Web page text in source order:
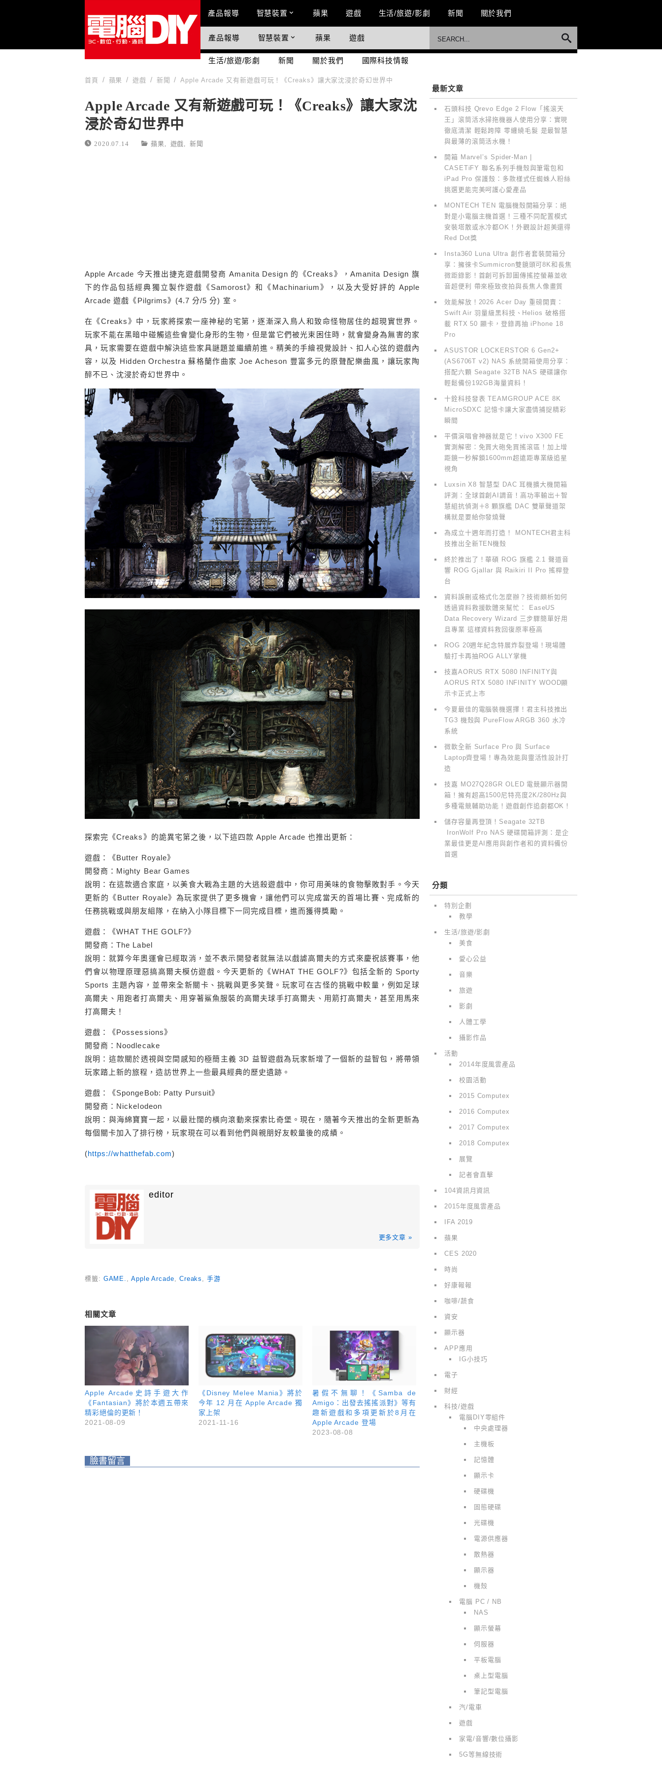
Main Menu
產品報導 智慧裝置 蘋果 遊戲 生活/旅遊/影劇 新聞 關於我們
國際科技情報
產品報導 智慧裝置 蘋果 遊戲
生活/旅遊/影劇 新聞 關於我們 國際科技情報
首頁 蘋果 遊戲 新聞 Apple Arcade 又有新遊戲可玩！《Creaks》讓大家沈浸於奇幻世界中
Apple Arcade 又有新遊戲可玩！《Creaks》讓大家沈
浸於奇幻世界中
2020.07.14 蘋果 遊戲 ,新聞
Apple Arcade 今天推出捷克遊戲開發商 Amanita Design 的《Creaks》，Amanita Design 旗
下的作品包括經典獨立製作遊戲《Samorost》和《Machinarium》，以及大受好評的 Apple
Arcade 遊戲《Pilgrims》(4.7 分/5 分) 室。
在《Creaks》中，玩家將探索一座神秘的宅第，逐漸深入鳥人和致命怪物居住的超現實世界。
玩家不能在黑暗中碰觸這些會變化身形的生物，但是當它們被光束困住時，就會變身為無害的家
具，玩家需要在遊戲中解決這些家具謎題並繼續前進。精美的手繪視覺設計、扣人心弦的遊戲內
容，以及 Hidden Orchestra 蘇格蘭作曲家 Joe Acheson 豐富多元的原聲配樂曲風，讓玩家陶
醉不已、沈浸於奇幻世界中。
探索完《Creaks》的詭異宅第之後，以下這四款 Apple Arcade 也推出更新：
遊戲：《Butter Royale》
開發商：Mighty Bear Games
說明：在這款適合家庭，以美食大戰為主題的大逃殺遊戲中，你可用美味的食物擊敗對手。今天
更新的《Butter Royale》為玩家提供了更多機會，讓他們可以完成當天的首場比賽、完成新的
任務挑戰或與朋友組隊，在納入小隊目標下一同完成目標，進而獲得獎勵。
遊戲：《WHAT THE GOLF?》
開發商：The Label
說明：就算今年奧運會已經取消，並不表示開發者就無法以戲謔高爾夫的方式來慶祝該賽事，他
們會以物理原理惡搞高爾夫模仿遊戲。今天更新的《WHAT THE GOLF?》包括全新的 Sporty
Sports 主題內容，並帶來全新關卡、挑戰與更多笑聲。玩家可在古怪的挑戰中較量，例如足球
高爾夫、用跑者打高爾夫、用穿著鯊魚服裝的高爾夫球手打高爾夫、用箭打高爾夫，甚至用馬來
打高爾夫！
遊戲：《Possessions》
開發商：Noodlecake
說明：這款關於透視與空間感知的極簡主義 3D 益智遊戲為玩家新增了一個新的益智包，將帶領
玩家踏上新的旅程，造訪世界上一些最具經典的歷史遺跡。
遊戲：《SpongeBob: Patty Pursuit》
開發商：Nickelodeon
說明：與海綿寶寶一起，以最壯闊的橫向滾動來探索比奇堡。現在，隨著今天推出的全新更新為
每個關卡加入了排行榜，玩家現在可以看到他們與親朋好友較量後的成績。
(https://whatthefab.com)
editor
更多文章 »
標籤: GAME. ,Apple Arcade, Creaks ,手游
相關文章
Apple Arcade史詩手遊大作
《Fantasian》將於本週五帶來
精彩絕倫的更新！
2021-08-09
《Disney Melee Mania》將於
今年 12 月在 Apple Arcade 獨
家上架
2021-11-16
暑假不無聊！《Samba de
Amigo：出發去搖搖派對》等有
趣新遊戲和多項更新於8月在
Apple Arcade 登場
2023-08-08
臉書留言
最新文章
石頭科技 Qrevo Edge 2 Flow「搖滾天
王」滾筒活水掃拖機器人使用分享：實現
徹底清潔 輕鬆跨障 零纏繞毛髮 是最智慧
與最薄的滾筒活水機！
開箱 Marvel’s Spider-Man |
CASETiFY 聯名系列手機殼與筆電包和
iPad Pro 保護殼：多款樣式任蜘蛛人粉絲
挑選更能完美呵護心愛產品
MONTECH TEN 電腦機殼開箱分享：絕
對是小電腦主機首選！三種不同配置模式
安裝塔散或水冷都OK！外觀設計超美還得
Red Dot獎
Insta360 Luna Ultra 創作者套裝開箱分
享：擁徠卡Summicron雙鏡頭可8K和長焦
微距錄影！首創可拆卸圖傳搖控螢幕並收
音超便利 帶來極致夜拍與長焦人像畫質
效能解放！2026 Acer Day 重磅開賣：
Swift Air 羽量級黑科技、Helios 破格搭
載 RTX 50 顯卡，登錄再抽 iPhone 18
Pro
ASUSTOR LOCKERSTOR 6 Gen2+
(AS6706T v2) NAS 系統開箱使用分享：
搭配六顆 Seagate 32TB NAS 硬碟讓你
輕鬆備份192GB海量資料！
十銓科技發表 TEAMGROUP ACE 8K
MicroSDXC 記憶卡讓大家盡情捕捉精彩
瞬間
平價演唱會神器就是它！vivo X300 FE
實測解密：免買大砲免買搖滾區！加上增
距鏡一秒解鎖1600mm超遠距專業級追星
視角
Luxsin X8 智慧型 DAC 耳機擴大機開箱
評測：全球首創AI調音！高功率輸出＋智
慧組抗偵測＋8 顆旗艦 DAC 雙單聲道架
構就是要給你發燒聲
為成立十週年而打造！ MONTECH君主科
技推出全新TEN機殼
終於推出了！華碩 ROG 旗艦 2.1 聲道音
響 ROG Gjallar 與 Raikiri II Pro 搖桿登
台
資料誤刪或格式化怎麼辦？技術頗析如何
透過資料救援軟體來幫忙： EaseUS
Data Recovery Wizard 三步驟簡單好用
且專業 這樣資料救回復原率極高
ROG 20週年紀念特展炸裂登場！現場體
驗打卡再抽ROG ALLY掌機
技嘉AORUS RTX 5080 INFINITY與
AORUS RTX 5080 INFINITY WOOD顯
示卡正式上市
今夏最佳的電腦裝機選擇！君主科技推出
TG3 機殼與 PureFlow ARGB 360 水冷
系統
微軟全新 Surface Pro 與 Surface
Laptop齊登場！專為效能與靈活性設計打
造
技嘉 MO27Q28GR OLED 電競顯示器開
箱！擁有超高1500尼特亮度2K/280Hz與
多種電競輔助功能！遊戲創作追劇都OK！
儲存容量再登頂！Seagate 32TB
IronWolf Pro NAS 硬碟開箱評測：是企
業最佳更是AI應用與創作者和的資料備份
首選
分類
特別企劃
教學
生活/旅遊/影劇
美食
愛心公益
音樂
旅遊
影劇
人體工學
攝影作品
活動
2014年度風雲產品
校園活動
2015 Computex
2016 Computex
2017 Computex
2018 Computex
展覽
記者會直擊
104資訊月資訊
2015年度風雲產品
IFA 2019
蘋果
CES 2020
時尚
好康報報
咖啡/蔬食
資安
顯示器
APP應用
IG小技巧
電子
財經
科技/遊戲
電腦DIY零組件
中央處理器
主機板
記憶體
顯示卡
硬碟機
固態硬碟
光碟機
電源供應器
散熱器
顯示器
機殼
電腦 PC / NB
NAS
顯示螢幕
伺服器
平板電腦
桌上型電腦
筆記型電腦
汽/電車
遊戲
家電/音響/數位攝影
5G等無線技術